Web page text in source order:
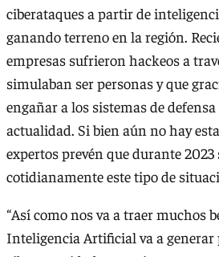
ciberataques a partir de
ganando terreno en la región.
empresas sufrieron hackeos a
simulaban ser personas y que
engañar a los sistemas de
actualidad. Si bien aún no hay
expertos prevén que durante 2023
cotidianamente este tipo de
“Así como nos va a traer muchos
Inteligencia Artificial va a generar